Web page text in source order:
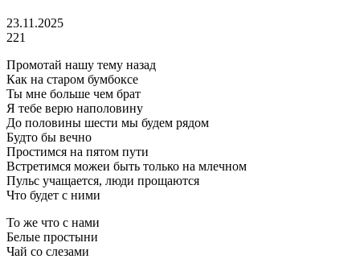
23.11.2025
221
Промотай нашу тему назад
Как на старом бумбоксе
Ты мне больше чем брат
Я тебе верю наполовину
До половины шести мы будем рядом
Будто бы вечно
Простимся на пятом пути
Встретимся можеи быть только на млечном
Пульс учащается, люди прощаются
Что будет с ними
То же что с нами
Белые простыни
Чай со слезами